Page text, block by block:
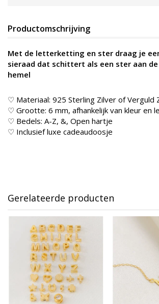
Productomschrijving
Met de letterketting en ster draag je
sieraad dat schittert als een ster aan
hemel
♡ Materiaal: 925 Sterling Zilver of Verguld
♡ Grootte: 6 mm, afhankelijk van kleur en
♡ Bedels: A-Z, &, Open hartje
♡ Inclusief luxe cadeaudoosje
Gerelateerde producten